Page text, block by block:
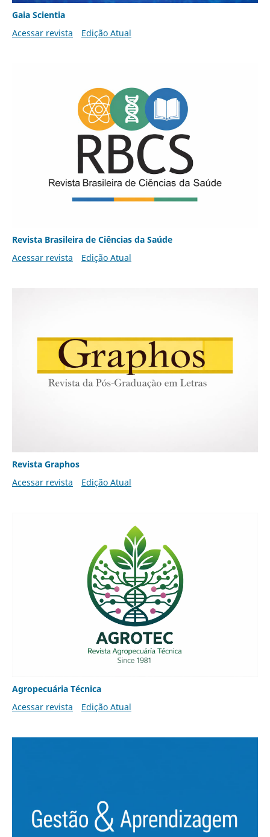
Gaia Scientia
Acessar revista
Edição Atual
Revista Brasileira de Ciências da Saúde
Acessar revista
Edição Atual
Revista Graphos
Acessar revista
Edição Atual
Agropecuária Técnica
Acessar revista
Edição Atual